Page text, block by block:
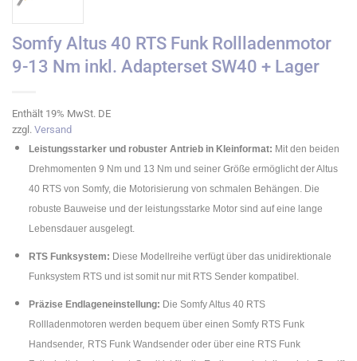
Somfy Altus 40 RTS Funk Rollladenmotor
9-13 Nm inkl. Adapterset SW40 + Lager
Enthält 19% MwSt. DE
zzgl. Versand
Leistungsstarker und robuster Antrieb in Kleinformat: Mit den beiden
Drehmomenten 9 Nm und 13 Nm und seiner Größe ermöglicht der Altus
40 RTS von Somfy, die Motorisierung von schmalen Behängen. Die
robuste Bauweise und der leistungsstarke Motor sind auf eine lange
Lebensdauer ausgelegt.
RTS Funksystem: Diese Modellreihe verfügt über das unidirektionale
Funksystem RTS und ist somit nur mit RTS Sender kompatibel.
Präzise Endlageneinstellung: Die Somfy Altus 40 RTS
Rollladenmotoren werden bequem über einen Somfy RTS Funk
Handsender, RTS Funk Wandsender oder über eine RTS Funk